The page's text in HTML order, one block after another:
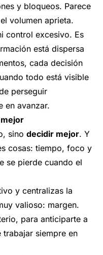
y bloqueos. Parece
volumen aprieta.
control excesivo. Es
está dispersa
cada decisión
todo está visible
perseguir
en avanzar.
sino decidir mejor. Y
cosas: tiempo, foco y
se pierde cuando el
y centralizas la
valioso: margen.
para anticiparte a
siempre en